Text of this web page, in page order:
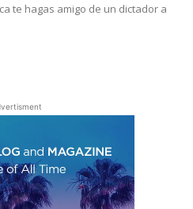
te hagas amigo de un dictador a